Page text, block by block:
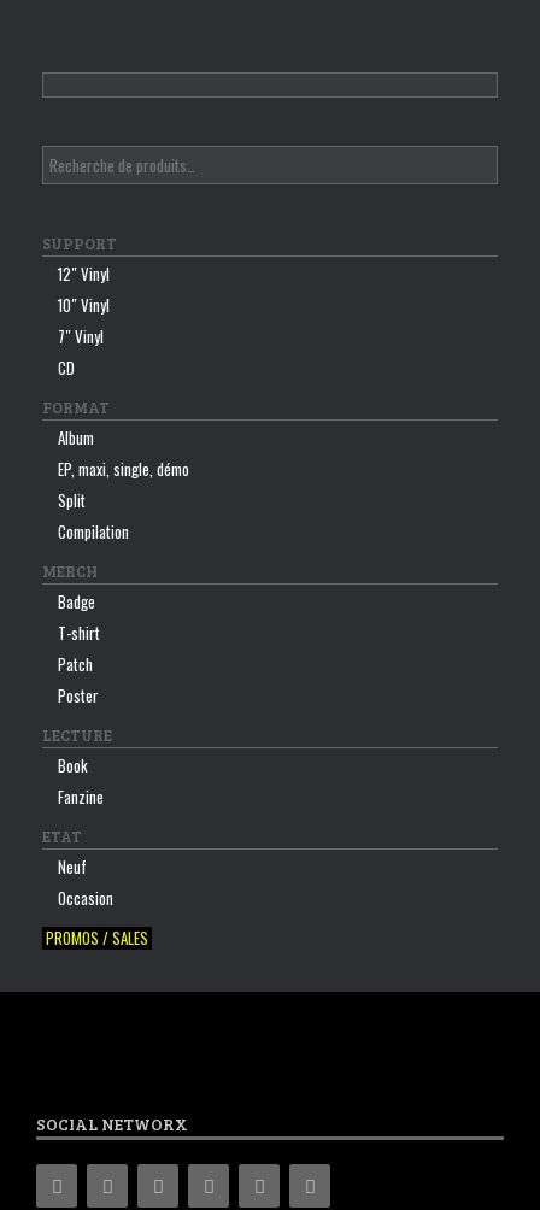
SUPPORT
12″ Vinyl
10″ Vinyl
7″ Vinyl
CD
FORMAT
Album
EP, maxi, single, démo
Split
Compilation
MERCH
Badge
T-shirt
Patch
Poster
LECTURE
Book
Fanzine
ETAT
Neuf
Occasion
PROMOS / SALES
SOCIAL NETWORX